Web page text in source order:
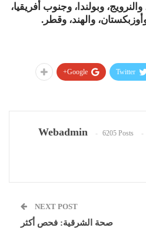
والنرويج، وبولندا، وجنوب أفريقيا،
وأوزبكستان، والهند، وقطر.
Twitter
Google+
Webadmin 6205 Posts
NEXT POST
صحة الشرقية: فحص أكثر